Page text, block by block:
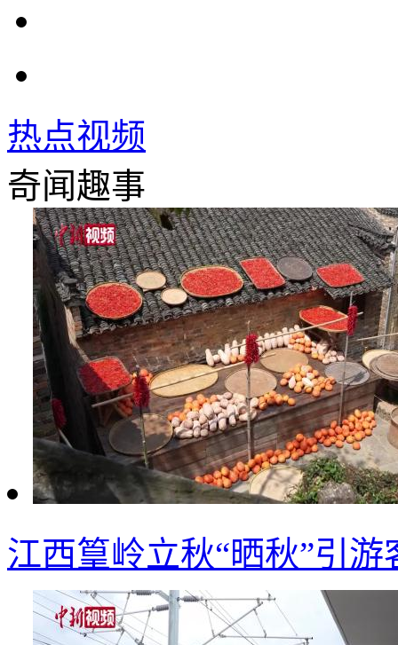
热点视频
奇闻趣事
江西篁岭立秋“晒秋”引游